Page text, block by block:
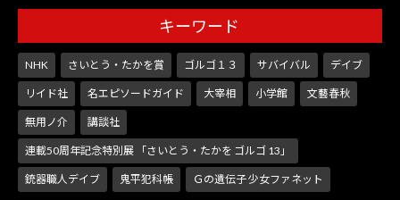
キーワード
NHK さいとう・たかを賞 ゴルゴ１３ サバイバル デイブ
リイド社 名エピソードガイド 大宰相 小学館 文藝春秋
無用ノ介 講談社
連載50周年記念特別展 「さいとう・たかを ゴルゴ 13」
銃器職人デイブ 鬼平犯科帳 Ｇの遺伝子 少女ファネット